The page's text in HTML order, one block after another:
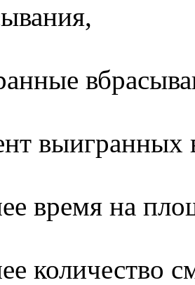
выигранных
время на
количество